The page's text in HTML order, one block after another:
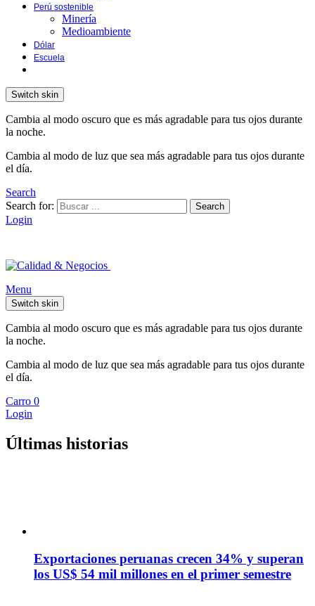
Perú sostenible
Minería
Medioambiente
Dólar
Escuela
Switch skin
Cambia al modo oscuro que es más agradable para tus ojos durante
la noche.
Cambia al modo de luz que sea más agradable para tus ojos durante
el día.
Search
Search for:
Search
Login
Menu
Switch skin
Cambia al modo oscuro que es más agradable para tus ojos durante
la noche.
Cambia al modo de luz que sea más agradable para tus ojos durante
el día.
Carro 0
Login
Últimas historias
Exportaciones peruanas crecen 34% y superan
los US$ 54 mil millones en el primer semestre